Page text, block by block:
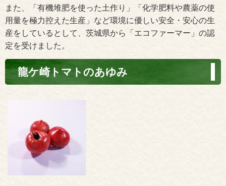
また、「有機堆肥を使った土作り」「化学肥料や農薬の使
用量を極力控えた生産」など環境に優しい安全・安心の生
産をしているとして、茨城県から「エコファーマー」の認
定を受けました。
龍ケ崎トマトのあゆみ